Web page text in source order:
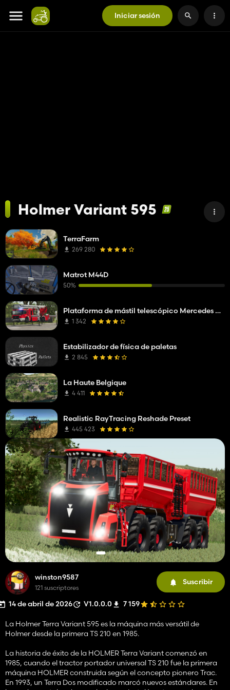
Iniciar sesión
Holmer Variant 595
winston9587
121 suscriptores
Suscribir
14 de abril de 2026 V1.0.0.0 7 159
La Holmer Terra Variant 595 es la máquina más versátil de
Holmer desde la primera TS 210 en 1985.
La historia de éxito de la HOLMER Terra Variant comenzó en
1985, cuando el tractor portador universal TS 210 fue la primera
máquina HOLMER construida según el concepto pionero Trac.
En 1993, un Terra Dos modificado marcó nuevos estándares. En
TerraFarm
269 280
Matrot M44D
50%
Plataforma de mástil telescópico Mercedes Benz Econic WISS
1 342
Estabilizador de física de paletas
2 845
La Haute Belgique
4 411
Realistic RayTracing Reshade Preset
445 423